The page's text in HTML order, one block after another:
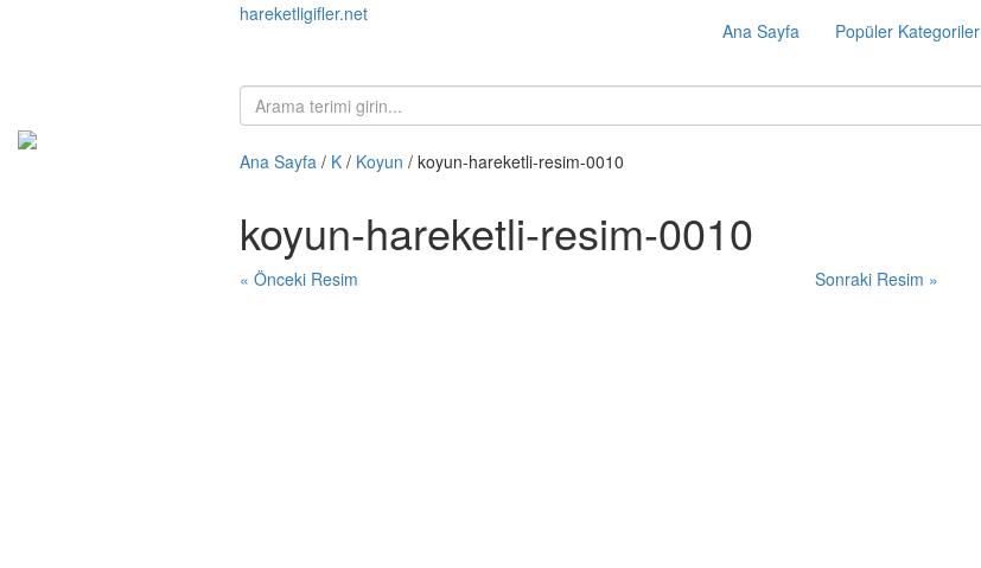
hareketligifler.net
Ana Sayfa Popüler Kategoriler
Ana Sayfa / K / Koyun / koyun-hareketli-resim-0010
koyun-hareketli-resim-0010
« Önceki Resim Sonraki Resim »